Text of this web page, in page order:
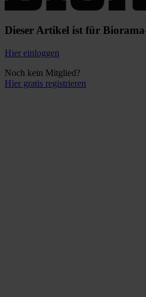
Dieser Artikel ist für
Hier einloggen
Noch kein Mitglied?
Hier gratis registrieren